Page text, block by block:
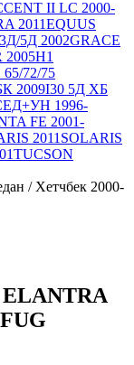
II LC 2000-
2011EQUUS
5Д 2002GRACE
2005H1
72/75
2009I30 5Д ХБ
1996-
FE 2001-
2011 SOLARIS
TUCSON
/ Хетчбек 2000-
ELANTRA